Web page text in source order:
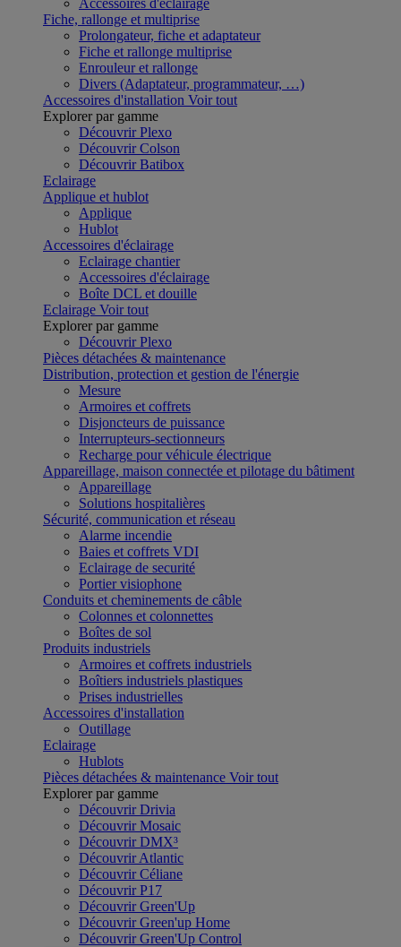
Accessoires d'éclairage
Fiche, rallonge et multiprise
Prolongateur, fiche et adaptateur
Fiche et rallonge multiprise
Enrouleur et rallonge
Divers (Adaptateur, programmateur, …)
Accessoires d'installation Voir tout
Explorer par gamme
Découvrir Plexo
Découvrir Colson
Découvrir Batibox
Eclairage
Applique et hublot
Applique
Hublot
Accessoires d'éclairage
Eclairage chantier
Accessoires d'éclairage
Boîte DCL et douille
Eclairage Voir tout
Explorer par gamme
Découvrir Plexo
Pièces détachées & maintenance
Distribution, protection et gestion de l'énergie
Mesure
Armoires et coffrets
Disjoncteurs de puissance
Interrupteurs-sectionneurs
Recharge pour véhicule électrique
Appareillage, maison connectée et pilotage du bâtiment
Appareillage
Solutions hospitalières
Sécurité, communication et réseau
Alarme incendie
Baies et coffrets VDI
Eclairage de securité
Portier visiophone
Conduits et cheminements de câble
Colonnes et colonnettes
Boîtes de sol
Produits industriels
Armoires et coffrets industriels
Boîtiers industriels plastiques
Prises industrielles
Accessoires d'installation
Outillage
Eclairage
Hublots
Pièces détachées & maintenance Voir tout
Explorer par gamme
Découvrir Drivia
Découvrir Mosaic
Découvrir DMX³
Découvrir Atlantic
Découvrir Céliane
Découvrir P17
Découvrir Green'Up
Découvrir Green'up Home
Découvrir Green'Up Control